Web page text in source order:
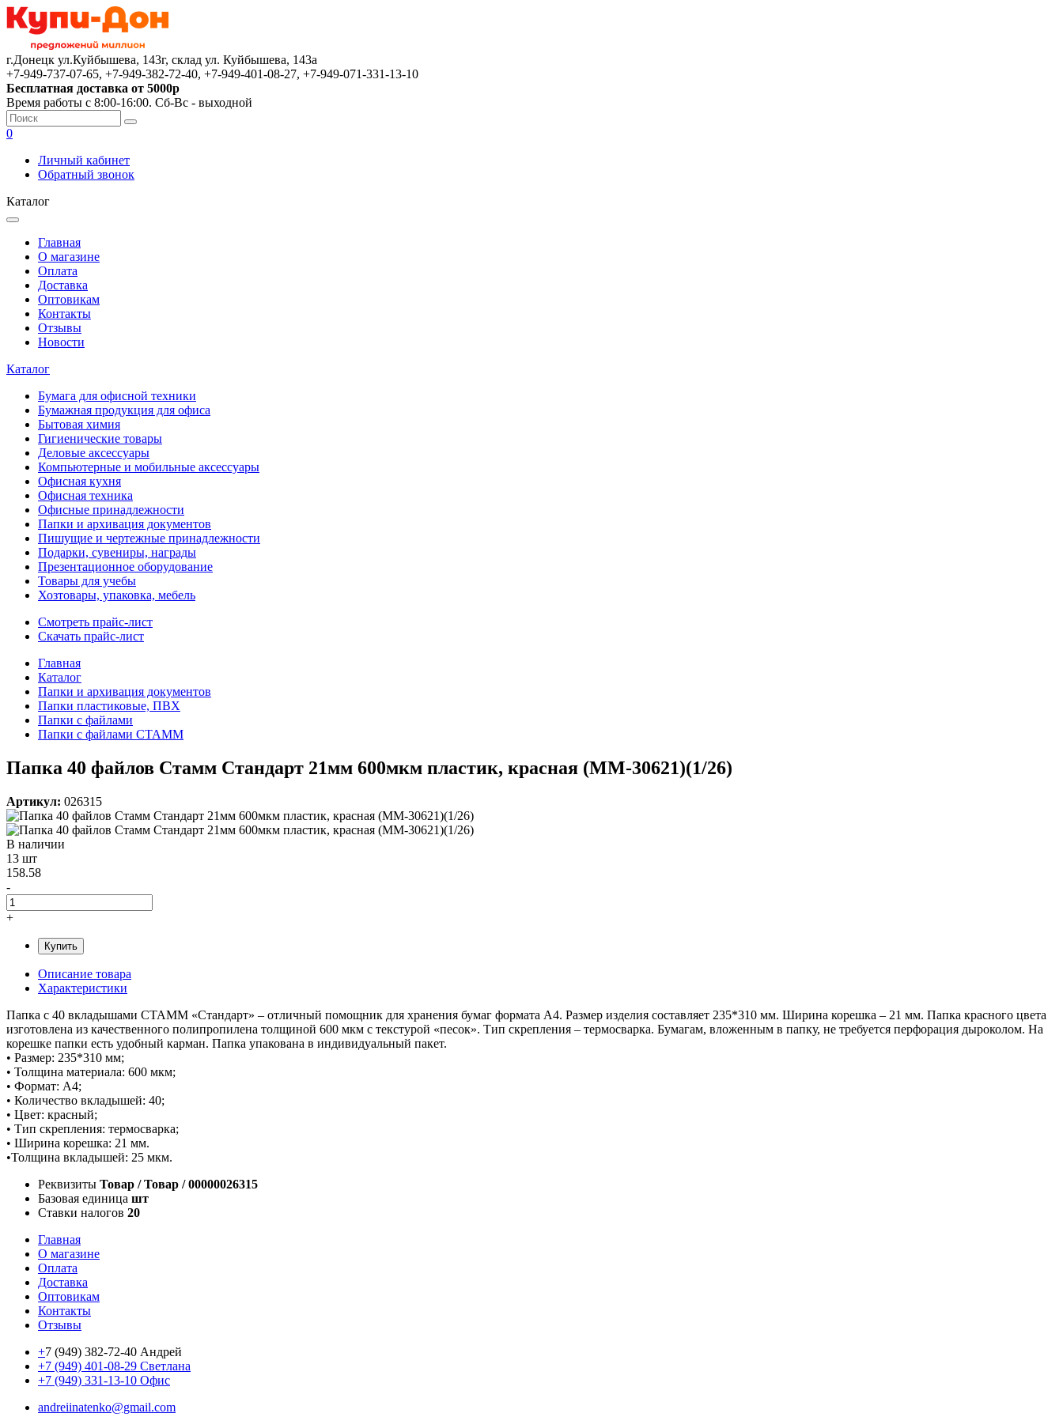
г.Донецк ул.Куйбышева, 143г, склад ул. Куйбышева, 143а
+7-949-737-07-65, +7-949-382-72-40, +7-949-401-08-27, +7-949-071-331-13-10
Бесплатная доставка от 5000р
Время работы с 8:00-16:00. Сб-Вс - выходной
0
Личный кабинет
Обратный звонок
Каталог
Главная
О магазине
Оплата
Доставка
Оптовикам
Контакты
Отзывы
Новости
Каталог
Бумага для офисной техники
Бумажная продукция для офиса
Бытовая химия
Гигиенические товары
Деловые аксессуары
Компьютерные и мобильные аксессуары
Офисная кухня
Офисная техника
Офисные принадлежности
Папки и архивация документов
Пишущие и чертежные принадлежности
Подарки, сувениры, награды
Презентационное оборудование
Товары для учебы
Хозтовары, упаковка, мебель
Смотреть прайс-лист
Скачать прайс-лист
Главная
Каталог
Папки и архивация документов
Папки пластиковые, ПВХ
Папки с файлами
Папки с файлами СТАММ
Папка 40 файлов Стамм Стандарт 21мм 600мкм пластик, красная (ММ-30621)(1/26)
Артикул: 026315
В наличии
13 шт
158.58
-
+
Купить
Описание товара
Характеристики
Папка с 40 вкладышами СТАММ «Стандарт» – отличный помощник для хранения бумаг формата А4. Размер изделия составляет 235*310 мм. Ширина корешка – 21 мм. Папка красного цвета
изготовлена из качественного полипропилена толщиной 600 мкм с текстурой «песок». Тип скрепления – термосварка. Бумагам, вложенным в папку, не требуется перфорация дыроколом. На
корешке папки есть удобный карман. Папка упакована в индивидуальный пакет.
• Размер: 235*310 мм;
• Толщина материала: 600 мкм;
• Формат: А4;
• Количество вкладышей: 40;
• Цвет: красный;
• Тип скрепления: термосварка;
• Ширина корешка: 21 мм.
•Толщина вкладышей: 25 мкм.
Реквизиты Товар / Товар / 00000026315
Базовая единица шт
Ставки налогов 20
Главная
О магазине
Оплата
Доставка
Оптовикам
Контакты
Отзывы
+7 (949) 382-72-40 Андрей
+7 (949) 401-08-29 Светлана
+7 (949) 331-13-10 Офис
andreiinatenko@gmail.com